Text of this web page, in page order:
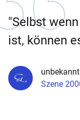
"Selbst
ist, können
unbekannt
Szene